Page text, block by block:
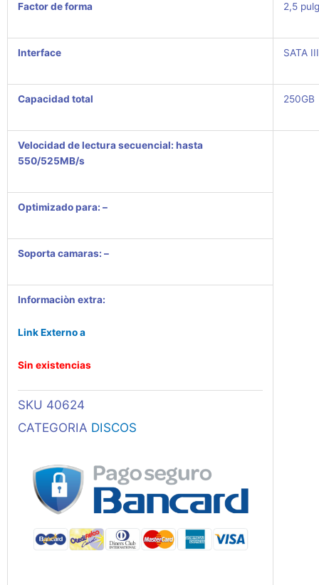
Factor de forma 2,5
Interface SATA
Capacidad total 250GB
Velocidad de lectura secuencial: hasta
550/525MB/s
Optimizado para: –
Soporta camaras: –
Informaciòn extra:
Link Externo a
Sin existencias
SKU 40624
CATEGORIA DISCOS